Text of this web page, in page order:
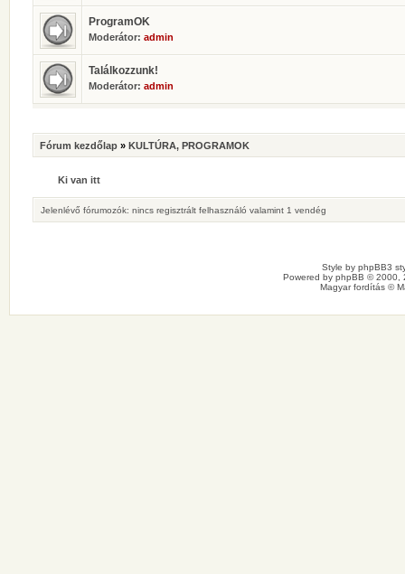
ProgramOK
Moderátor: admin
Találkozzunk!
Moderátor: admin
Fórum kezdőlap » KULTÚRA, PROGRAMOK
Ki van itt
Jelenlévő fórumozók: nincs regisztrált felhasználó valamint 1 vendég
Style by phpBB3
Powered by phpBB © 2000,
Magyar fordítás ©